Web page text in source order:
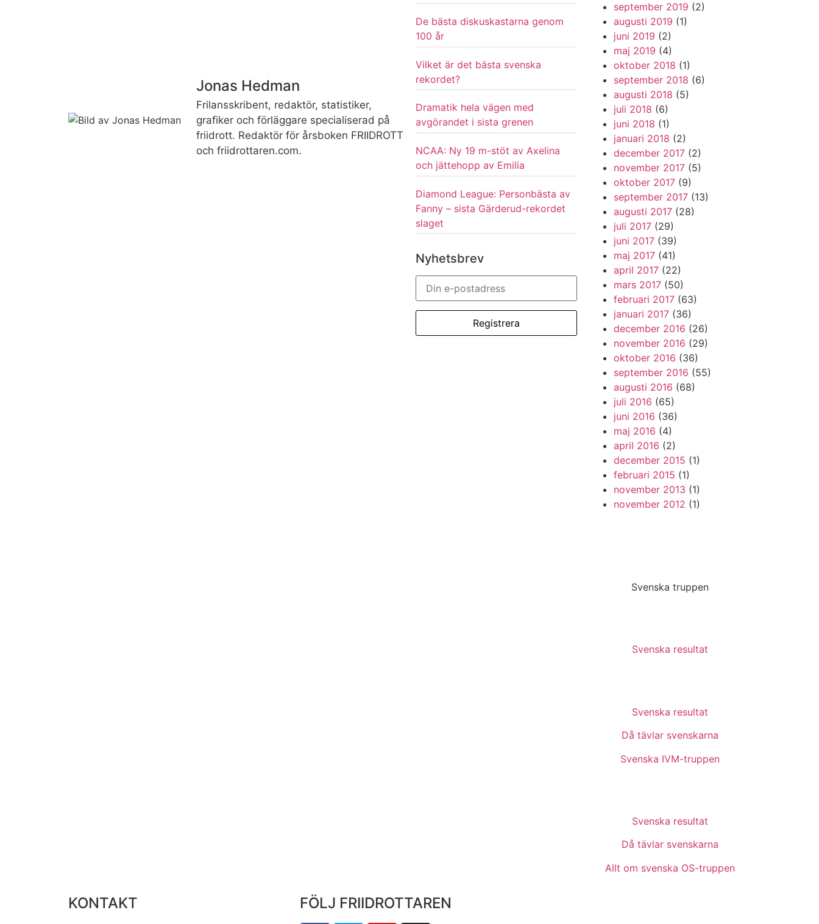
Jonas Hedman
Frilansskribent, redaktör, statistiker,
grafiker och förläggare specialiserad på
friidrott. Redaktör för årsboken FRIIDROTT
och friidrottaren.com.
De bästa diskuskastarna genom
100 år
Vilket är det bästa svenska
rekordet?
Dramatik hela vägen med
avgörandet i sista grenen
NCAA: Ny 19 m-stöt av Axelina
och jättehopp av Emilia
Diamond League: Personbästa av
Fanny – sista Gärderud-rekordet
slaget
Nyhetsbrev
september 2019 (2)
augusti 2019 (1)
juni 2019 (2)
maj 2019 (4)
oktober 2018 (1)
september 2018 (6)
augusti 2018 (5)
juli 2018 (6)
juni 2018 (1)
januari 2018 (2)
december 2017 (2)
november 2017 (5)
oktober 2017 (9)
september 2017 (13)
augusti 2017 (28)
juli 2017 (29)
juni 2017 (39)
maj 2017 (41)
april 2017 (22)
mars 2017 (50)
februari 2017 (63)
januari 2017 (36)
december 2016 (26)
november 2016 (29)
oktober 2016 (36)
september 2016 (55)
augusti 2016 (68)
juli 2016 (65)
juni 2016 (36)
maj 2016 (4)
april 2016 (2)
december 2015 (1)
februari 2015 (1)
november 2013 (1)
november 2012 (1)
Svenska truppen
Svenska resultat
Svenska resultat
Då tävlar svenskarna
Svenska IVM-truppen
Svenska resultat
Då tävlar svenskarna
Allt om svenska OS-truppen
KONTAKT FÖLJ FRIIDROTTAREN